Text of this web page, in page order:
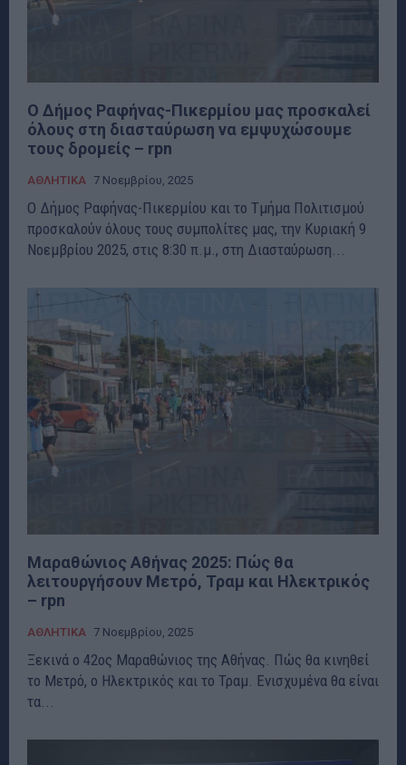
Ο Δήμος Ραφήνας-Πικερμίου μας προσκαλεί
όλους στη διασταύρωση να εμψυχώσουμε
τους δρομείς – rpn
ΑΘΛΗΤΙΚΑ 7 Νοεμβρίου, 2025
Ο Δήμος Ραφήνας-Πικερμίου και το Τμήμα Πολιτισμού
προσκαλούν όλους τους συμπολίτες μας, την Κυριακή 9
Νοεμβρίου 2025, στις 8:30 π.μ., στη Διασταύρωση...
Μαραθώνιος Αθήνας 2025: Πώς θα
λειτουργήσουν Μετρό, Τραμ και Ηλεκτρικός
– rpn
ΑΘΛΗΤΙΚΑ 7 Νοεμβρίου, 2025
Ξεκινά ο 42ος Μαραθώνιος της Αθήνας. Πώς θα κινηθεί
το Μετρό, ο Ηλεκτρικός και το Τραμ. Ενισχυμένα θα είναι
τα...